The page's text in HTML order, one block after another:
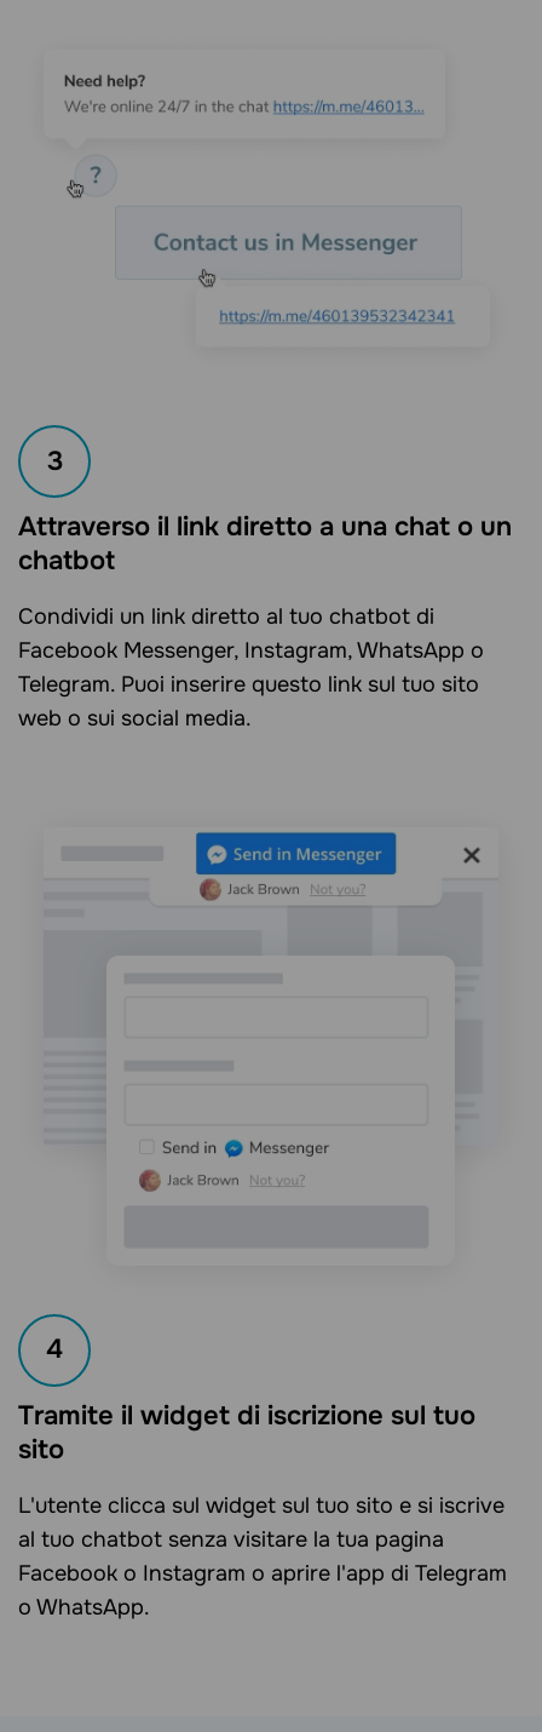
3
Attraverso il link diretto a una chat o un
chatbot
Condividi un link diretto al tuo chatbot di
Facebook Messenger, Instagram, WhatsApp o
Telegram. Puoi inserire questo link sul tuo sito
web o sui social media.
4
Tramite il widget di iscrizione sul tuo
sito
L'utente clicca sul widget sul tuo sito e si iscrive
al tuo chatbot senza visitare la tua pagina
Facebook o Instagram o aprire l'app di Telegram
o WhatsApp.